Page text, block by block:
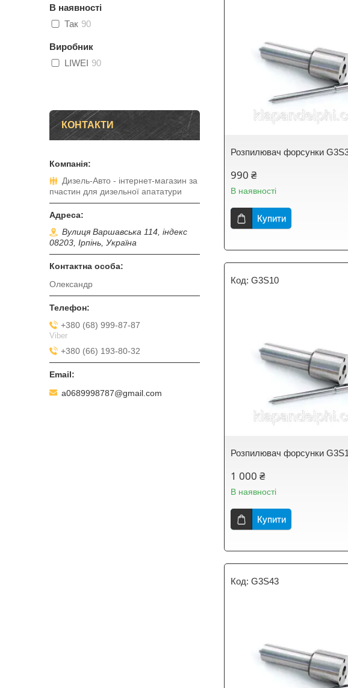
Розпилювач форсунки
990 ₴
В наявності
Купити
G3S10
Розпилювач форсунки
1 000 ₴
В наявності
Купити
G3S43
В наявності
Так 90
Виробник
LIWEI 90
КОНТАКТИ
Дизель-Авто - інтернет-магазин за
пчастин для дизельної апататури
Вулиця Варшавська 114, індекс
08203, Ірпінь, Україна
Олександр
+380 (68) 999-87-87
Viber
+380 (66) 193-80-32
a0689998787@gmail.com